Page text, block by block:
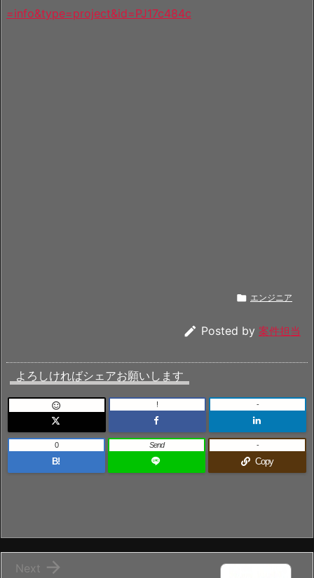
=info&type=project&id=PJ17c484c
 エンジニア
 Posted by 案件担当
よろしければシェアお願いします
 ! -
B!
0 Send
Copy
-

Next